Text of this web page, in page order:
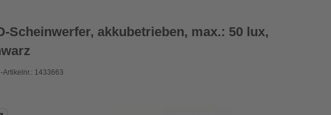
Scheinwerfer, akkubetrieben, max.: 50 lux,
Artikelnr.: 1433663